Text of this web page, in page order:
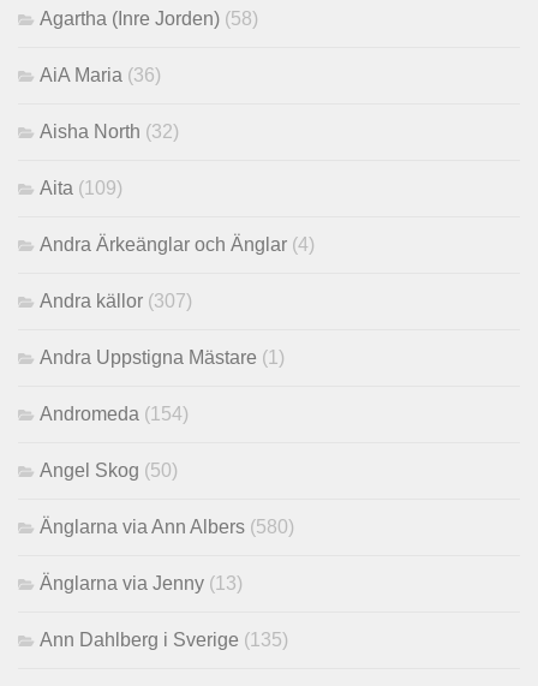
Agartha (Inre Jorden) (58)
AiA Maria (36)
Aisha North (32)
Aita (109)
Andra Ärkeänglar och Änglar (4)
Andra källor (307)
Andra Uppstigna Mästare (1)
Andromeda (154)
Angel Skog (50)
Änglarna via Ann Albers (580)
Änglarna via Jenny (13)
Ann Dahlberg i Sverige (135)